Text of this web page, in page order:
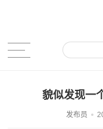
貌似发现一
发布员